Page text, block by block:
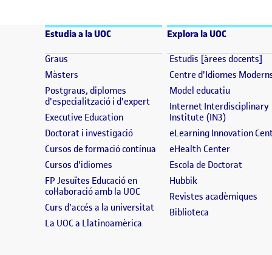
Estudia a la UOC
Graus (s'obre en una finestra nova)
Màsters (s'obre en una finestra nova)
Postgraus, diplomes
d'especialització i d'expert(s'obre en una finestra nova)
Executive Education(s'obre en una finestra nova)
Doctorat i investigació(s'obre en una finestra nova)
Cursos de formació contínua (s'obre en una finestra nova)
Cursos d'idiomes (s'obre en una finestra nova)
FP Jesuïtes Educació en
col·laboració amb la UOC(s'obre en una finestra nova)
Curs d'accés a la universitat(s'obre en una finestra nova)
La UOC a Llatinoamèrica
Explora la UOC
Estudis [àrees docents]
Centre d'Idiomes
Model educatiu(s'obre en
Internet Interdisciplinary
Institute (IN3)(s'obre en
eLearning Innovation
eHealth Center(s'obre en
Escola de Doctorat(s'obre
Hubbik(s'obre en una
Revistes acadèmiques
Biblioteca(s'obre en una